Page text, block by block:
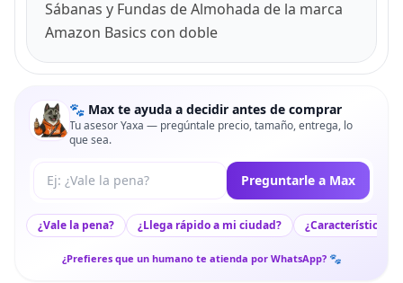
Sábanas y Fundas de Almohada de la marca
Amazon Basics con doble
🐾 Max te ayuda a decidir antes de comprar
Tu asesor Yaxa — pregúntale precio, tamaño, entrega, lo
que sea.
Tu pregunta a Max Preguntarle a Max
¿Vale la pena? ¿Llega rápido a mi ciudad? ¿Características
¿Prefieres que un humano te atienda por WhatsApp? 🐾